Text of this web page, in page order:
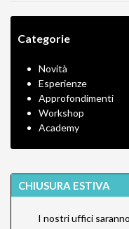
Categorie
Novità
Esperienze
Approfondimenti
Workshop
Academy
CHIUSURA ESTIVA
I nostri uffici